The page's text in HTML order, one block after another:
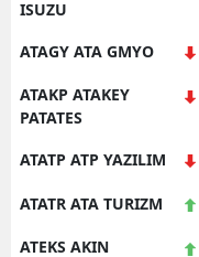
ISUZU
ATAGY ATA GMYO
ATAKP ATAKEY
PATATES
ATATP ATP YAZILIM
ATATR ATA TURIZM
ATEKS AKIN